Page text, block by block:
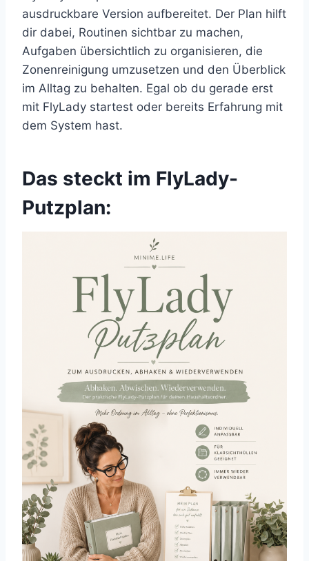
ausdruckbare Version aufbereitet. Der Plan hilft
dir dabei, Routinen sichtbar zu machen,
Aufgaben übersichtlich zu organisieren, die
Zonenreinigung umzusetzen und den Überblick
im Alltag zu behalten. Egal ob du gerade erst
mit FlyLady startest oder bereits Erfahrung mit
dem System hast.
Das steckt im FlyLady-
Putzplan: